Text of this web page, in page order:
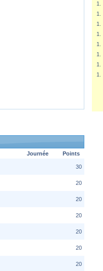
Journée Points
30
20
20
20
20
20
20
1.
1.
1.
1.
1.
1.
1.
1.